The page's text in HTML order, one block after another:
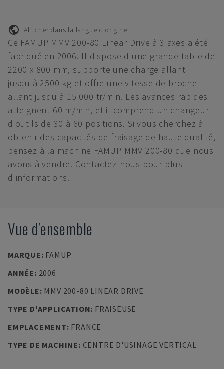
Afficher dans la langue d'origine
Ce FAMUP MMV 200-80 Linear Drive à 3 axes a été
fabriqué en 2006. Il dispose d'une grande table de
2200 x 800 mm, supporte une charge allant
jusqu'à 2500 kg et offre une vitesse de broche
allant jusqu'à 15 000 tr/min. Les avances rapides
atteignent 60 m/min, et il comprend un changeur
d'outils de 30 à 60 positions. Si vous cherchez à
obtenir des capacités de fraisage de haute qualité,
pensez à la machine FAMUP MMV 200-80 que nous
avons à vendre. Contactez-nous pour plus
d'informations.
Vue d'ensemble
MARQUE: FAMUP
ANNÉE: 2006
MODÈLE: MMV 200-80 LINEAR DRIVE
TYPE D'APPLICATION: FRAISEUSE
EMPLACEMENT: FRANCE
TYPE DE MACHINE: CENTRE D'USINAGE VERTICAL